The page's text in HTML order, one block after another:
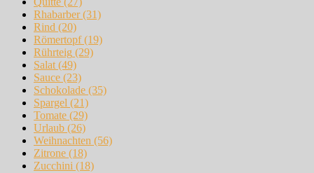
Rhabarber(31)
Rind (20)
Römertopf(19)
Rührteig (29)
Salat (49)
Sauce (23)
Schokolade (35)
Spargel (21)
Tomate (29)
Urlaub (26)
Weihnachten (56)
Zitrone (18)
Zucchini (18)